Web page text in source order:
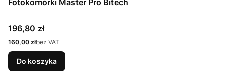
Fotokomórki Master Pro Bitech
Cena
196,80 zł
Cena
160,00 złbez VAT
Do koszyka